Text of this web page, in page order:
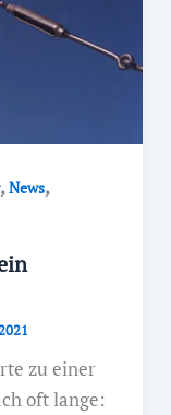
,News,
zu einer
oft lange: